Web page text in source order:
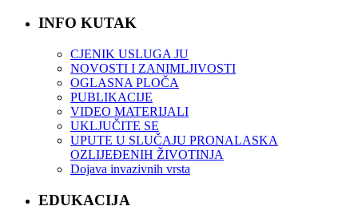
INFO KUTAK
CJENIK USLUGA JU
NOVOSTI I ZANIMLJIVOSTI
OGLASNA PLOČA
PUBLIKACIJE
VIDEO MATERIJALI
UKLJUČITE SE
UPUTE U SLUČAJU PRONALASKA
OZLIJEĐENIH ŽIVOTINJA
Dojava invazivnih vrsta
EDUKACIJA